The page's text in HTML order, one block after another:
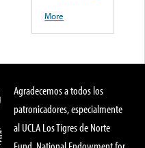
More
Agradecemos a todos los
patronicadores, especialmente
al UCLA Los Tigres de Norte